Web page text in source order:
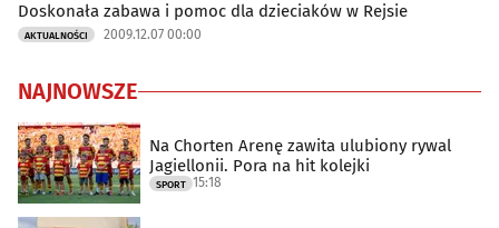
Doskonała zabawa i pomoc dla dzieciaków w Rejsie
AKTUALNOŚCI 2009.12.07 00:00
NAJNOWSZE
Na Chorten Arenę zawita ulubiony rywal
Jagiellonii. Pora na hit kolejki
SPORT 15:18